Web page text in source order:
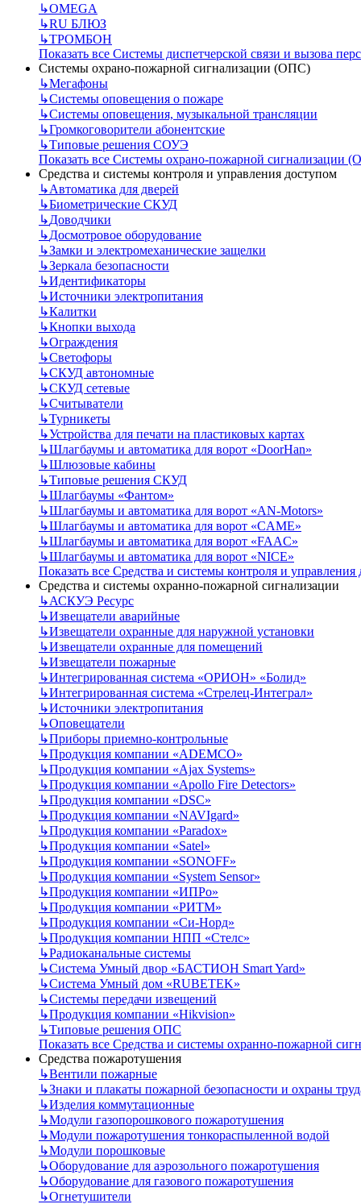
↳OMEGA
↳RU БЛЮЗ
↳ТРОМБОН
Показать все Системы диспетчерской связи и вызова
Системы охрано-пожарной сигнализации (ОПС)
↳Мегафоны
↳Системы оповещения о пожаре
↳Системы оповещения, музыкальной трансляции
↳Громкоговорители абонентские
↳Типовые решения СОУЭ
Показать все Системы охрано-пожарной сигнализации
Средства и системы контроля и управления доступом
↳Автоматика для дверей
↳Биометрические СКУД
↳Доводчики
↳Досмотровое оборудование
↳Замки и электромеханические защелки
↳Зеркала безопасности
↳Идентификаторы
↳Источники электропитания
↳Калитки
↳Кнопки выхода
↳Ограждения
↳Светофоры
↳СКУД автономные
↳СКУД сетевые
↳Считыватели
↳Турникеты
↳Устройства для печати на пластиковых картах
↳Шлагбаумы и автоматика для ворот «DoorHan»
↳Шлюзовые кабины
↳Типовые решения СКУД
↳Шлагбаумы «Фантом»
↳Шлагбаумы и автоматика для ворот «AN-Motors»
↳Шлагбаумы и автоматика для ворот «CAME»
↳Шлагбаумы и автоматика для ворот «FAAC»
↳Шлагбаумы и автоматика для ворот «NICE»
Показать все Средства и системы контроля и управления
Средства и системы охранно-пожарной сигнализации
↳АСКУЭ Ресурс
↳Извещатели аварийные
↳Извещатели охранные для наружной установки
↳Извещатели охранные для помещений
↳Извещатели пожарные
↳Интегрированная система «ОРИОН» «Болид»
↳Интегрированная система «Стрелец-Интеграл»
↳Источники электропитания
↳Оповещатели
↳Приборы приемно-контрольные
↳Продукция компании «ADEMCO»
↳Продукция компании «Ajax Systems»
↳Продукция компании «Apollo Fire Detectors»
↳Продукция компании «DSC»
↳Продукция компании «NAVIgard»
↳Продукция компании «Paradox»
↳Продукция компании «Satel»
↳Продукция компании «SONOFF»
↳Продукция компании «System Sensor»
↳Продукция компании «ИПРо»
↳Продукция компании «РИТМ»
↳Продукция компании «Си-Норд»
↳Продукция компании НПП «Стелс»
↳Радиоканальные системы
↳Система Умный двор «БАСТИОН Smart Yard»
↳Система Умный дом «RUBETEK»
↳Системы передачи извещений
↳Продукция компании «Hikvision»
↳Типовые решения ОПС
Показать все Средства и системы охранно-пожарной
Средства пожаротушения
↳Вентили пожарные
↳Знаки и плакаты пожарной безопасности и охраны
↳Изделия коммутационные
↳Модули газопорошкового пожаротушения
↳Модули пожаротушения тонкораспыленной водой
↳Модули порошковые
↳Оборудование для аэрозольного пожаротушения
↳Оборудование для газового пожаротушения
↳Огнетушители